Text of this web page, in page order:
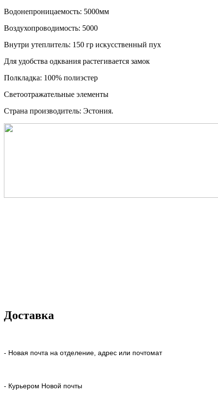
Водонепроницаемость: 5000мм
Воздухопроводимость: 5000
Внутри утеплитель: 150 гр искусственный пух
Для удобства одквания растегивается замок
Полкладка: 100% полиэстер
Светоотражательные элементы
Страна производитель: Эстония.
Доставка
- Новая почта на отделение, адрес или почтомат
- Курьером Новой почты